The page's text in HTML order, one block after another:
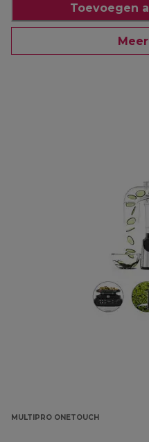
Toevoegen
MULTIPRO ONETOUCH